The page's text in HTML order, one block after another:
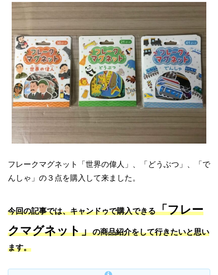
フレークマグネット「世界の偉人」、「どうぶつ」、「で
んしゃ」の３点を購入して来ました。
今回の記事では、キャンドゥで購入できる「フレー
クマグネット」の商品紹介をして行きたいと思い
ます。